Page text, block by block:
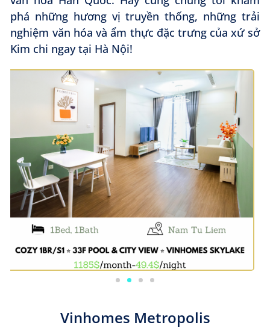
phá những hương vị truyền thống, những trải
nghiệm văn hóa và ẩm thực đặc trưng của xứ sở
Kim chi ngay tại Hà Nội!
Vinhomes Metropolis